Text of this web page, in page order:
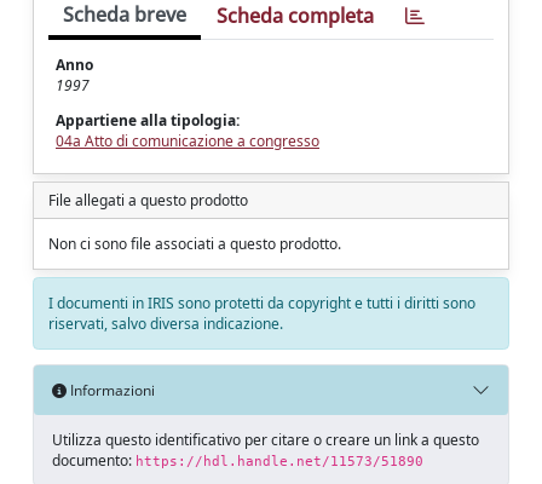
Scheda breve Scheda completa
Anno
1997
Appartiene alla tipologia:
04a Atto di comunicazione a congresso
File allegati a questo prodotto
Non ci sono file associati a questo prodotto.
I documenti in IRIS sono protetti da copyright e tutti i diritti sono
riservati, salvo diversa indicazione.
Informazioni
Utilizza questo identificativo per citare o creare un link a questo
documento: https://hdl.handle.net/11573/51890